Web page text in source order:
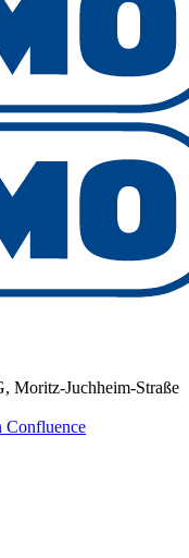
Moritz-Juchheim-Straße
Confluence